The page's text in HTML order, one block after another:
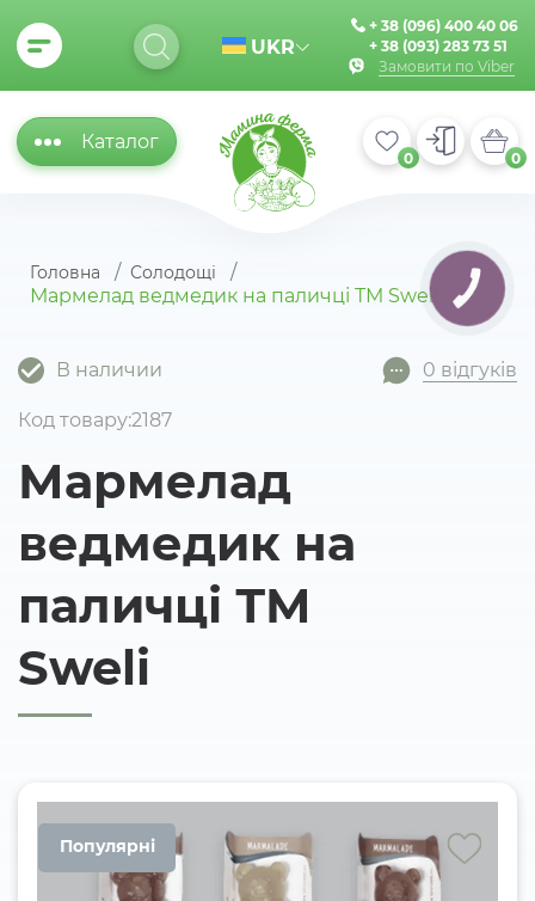
UKR
+ 38 (096) 400 40 06
+ 38 (093) 283 73 51
Замовити по Viber
Каталог
0 0
Головна Солодощі
Мармелад ведмедик на паличці ТМ Sweli
Код товару:2187
Мармелад
ведмедик на
паличці ТМ
Sweli
В наличии 0 відгуків
Популярні
КНОПКА
ЗВ'ЯЗКУ